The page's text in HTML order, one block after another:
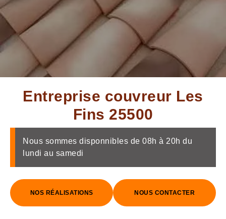
Entreprise couvreur Les
Fins 25500
Nous sommes disponnibles de 08h à 20h du
lundi au samedi
NOS RÉALISATIONS NOUS CONTACTER